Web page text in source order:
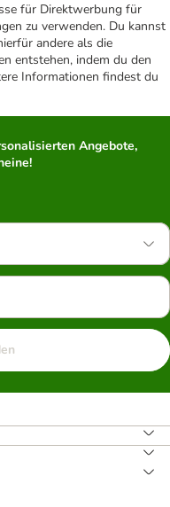
für Direktwerbung für
zu verwenden. Du kannst
andere als die
entstehen, indem du den
Informationen findest du
Angebote,